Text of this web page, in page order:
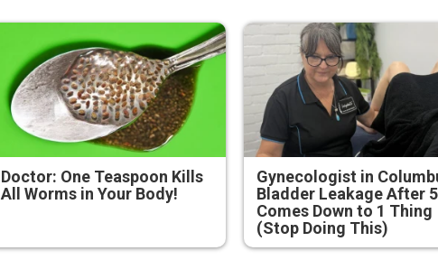
Doctor: One Teaspoon Kills
All Worms in Your Body!
Gynecologist in
Bladder Leakage After
Comes Down to 1 Thing
(Stop Doing This)